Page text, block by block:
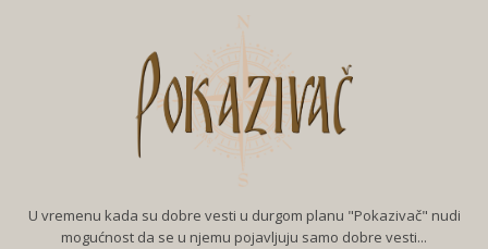
U vremenu kada su dobre vesti u durgom planu "Pokazivač" nudi
mogućnost da se u njemu pojavljuju samo dobre vesti...